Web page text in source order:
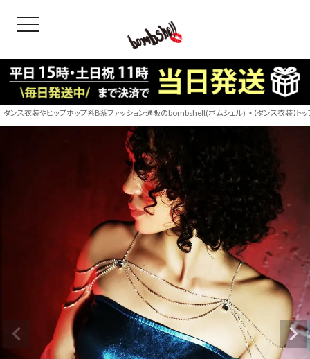
toggle navigation
＝ボムシェル】はダンス衣装専門ブランド。
衣装ならお任せ！オリジナル衣装やダンス衣装のトータル
ィネートのご提案。 ボムシェルならではの最新で斬新な
えをお届け。 撮影で使用してる小物や靴などダンサー必
ーデはイメージしやすく、全てボムシェルでご購入可能。
B/bomb
【B/
「これど
好き女子
レッスン
シルエッ
ダンス衣装やヒップホップ系B系ファッション通販のbombshell(ボムシェル) 【ダンス衣装】ト